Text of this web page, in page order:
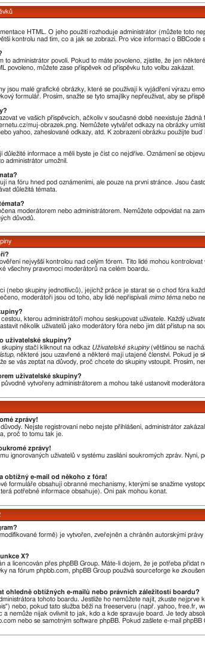
HTML. O jeho použití rozhoduje administrátor (můžete toto
kontrolu nad tím, co a jak se zobrazí. Pro více informací o BBCode
to administrátor povolí. Pokud to máte povoleno, zjistíte, že jen
povoleno, můžete zase příspěvek od příspěvku tuto volbu zakázat.
jsou malé grafické obrázky, které se používají k vyjádření výrazu
formulář. Prosím, snažte se tyto smajlíky nepřeužívat, aby se
ve vašich příspěvcích, ačkoliv v současné době neexistuje
muj-obrazek.png. Nemůžete vytvářet odkazy na obrázky
yahoo, zaheslované odkazy, atd. K zobrazení obrázku použijte
důležité informace a měli byste je číst co nejdříve. Oznámení se
administrátor umožnil.
na fóru hned pod oznámeními, ale pouze na první stránce. Jsou
důležitá témata.
moderátorem nebo administrátorem. Nemůžete odpovídat na
důvodů.
nejvyšší kontrolou nad celým fórem. Tito lidé mohou
všechny pravomoci moderátorů na celém boardu.
(nebo skupiny jednotlivců), jejichž práce je starat se o chod fóra
moderátoři jsou od toho, aby lidé nepřispívali mimo témanebo
kterou administrátoři mohou seskupovat uživatele. Každý
několik uživatelů jako moderátory fóra nebo jim dát přístup na
uživatelské skupiny?
skupiny stačí kliknout na odkaz Uživatelské skupiny(většinou se
, některé jsou uzavřené a některé mají utajené členství. Pokud je
se vás zeptat na důvody, proč chcete do skupiny vstoupit. Prosím,
uživatelské skupiny?
vytvořeny administrátorem a mohou také ustanovit
zprávy!
Nejste registrovaní nebo nejste přihlášení, administrátor
proč to tomu tak je.
zprávy!
ignorovaných uživatelů v systému zasílání soukromých zpráv.
obtížný e-mail od někoho z fóra!
formuláře obsahují obranné mechanismy, kterými se snažíme
potřebné informace obsahuje). Oni pak mohou konat.
formě) je vytvořen, zveřejněn a chráněn autorskými právy
X?
a licencován přes phpBB Group. Máte-li dojem, že je potřeba přidat
na fórum phpbb.com, phpBB Group používá sourceforge ke
ohledně obtížných e-mailů nebo právních záležitostí boardu?
tohoto boardu. Jestliže ho nemůžete najít, zkuste
nebo, pokud tato služba běží na freeserveru (např. yahoo, free.fr,
a nemůže nijak ovlivnit to jak, kdo a kde spravuje board. Je tedy
nebo se samotným software phpBB. Pokud zašlete e-mail